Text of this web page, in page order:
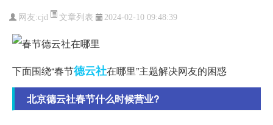
网友:cjd 文章列表 2024-02-10 09:48:39
下面围绕“春节德云社在哪里”主题解决网友的困惑
北京德云社春节什么时候营业?